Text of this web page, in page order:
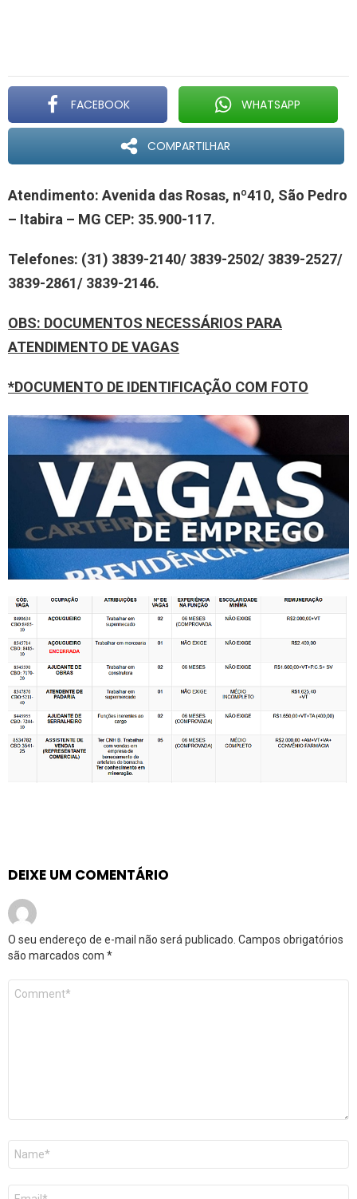
FACEBOOK WHATSAPP
COMPARTILHAR
Atendimento: Avenida das Rosas, nº410, São Pedro
– Itabira – MG CEP: 35.900-117.
Telefones: (31) 3839-2140/ 3839-2502/ 3839-2527/
3839-2861/ 3839-2146.
OBS: DOCUMENTOS NECESSÁRIOS PARA
ATENDIMENTO DE VAGAS
*DOCUMENTO DE IDENTIFICAÇÃO COM FOTO
DEIXE UM COMENTÁRIO
O seu endereço de e-mail não será publicado. Campos obrigatórios
são marcados com *
Comentário
Nome
E-